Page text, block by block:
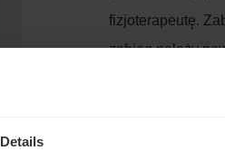
Details
fizjoterapeutę.
zabieg należy
Jak pomaga
Podczas
zesztywniałe